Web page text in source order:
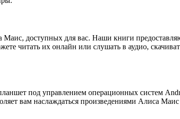
доступных для вас. Наши книги
читать их онлайн или слушать в аудио,
под управлением операционных систем
вам наслаждаться произведениями Алиса